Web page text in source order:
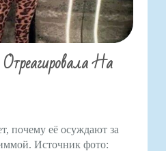
На
почему её осуждают за
Источник фото: